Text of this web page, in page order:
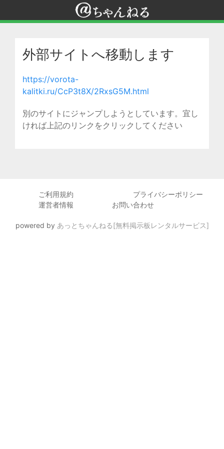
外部サイトへ移動します
https://vorota-
kalitki.ru/CcP3t8X/2RxsG5M.html
別のサイトにジャンプしようとしています。宜し
ければ上記のリンクをクリックしてください
ご利用規約
プライバシーポリシー
運営者情報
お問い合わせ
powered by あっとちゃんねる[無料掲示板レンタルサービス]